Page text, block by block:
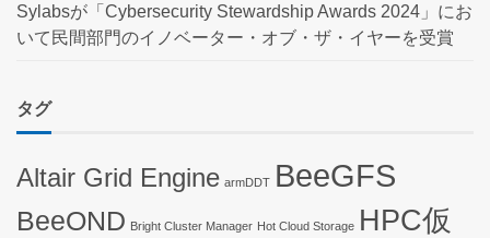
Sylabsが「Cybersecurity Stewardship Awards 2024」にお
いて民間部門のイノベーター・オブ・ザ・イヤーを受賞
タグ
Altair Grid Engine armDDT BeeGFS
BeeOND Bright Cluster Manager Hot Cloud Storage HPC仮